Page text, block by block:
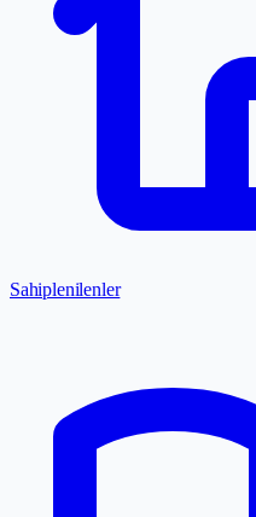
Sahiplenilenler